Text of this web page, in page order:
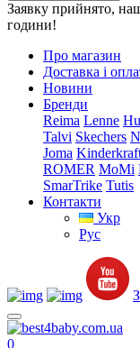
Заявку прийнято,
години!
Про магазин
Доставка і
Новини
Бренди
Reima Lenne
Talvi Skechers
Joma
ROMER MoMi
SmarTrike Tutis
Контакти
Укр
Рус
0